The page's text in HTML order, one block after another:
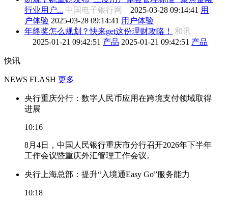
行业用户... 中国电子银行网 2025-03-28 09:14:41 用
户体验 2025-03-28 09:14:41 用户体验
年终奖怎么规划？快来get这份理财攻略！
和讯
2025-01-21 09:42:51 产品 2025-01-21 09:42:51 产品
快讯
NEWS FLASH 更多
央行重庆分行：数字人民币应用在跨境支付领域取得
进展
10:16
8月4日，中国人民银行重庆市分行召开2026年下半年
工作会议暨重庆外汇管理工作会议。
央行上海总部：提升“入境通Easy Go”服务能力
10:18